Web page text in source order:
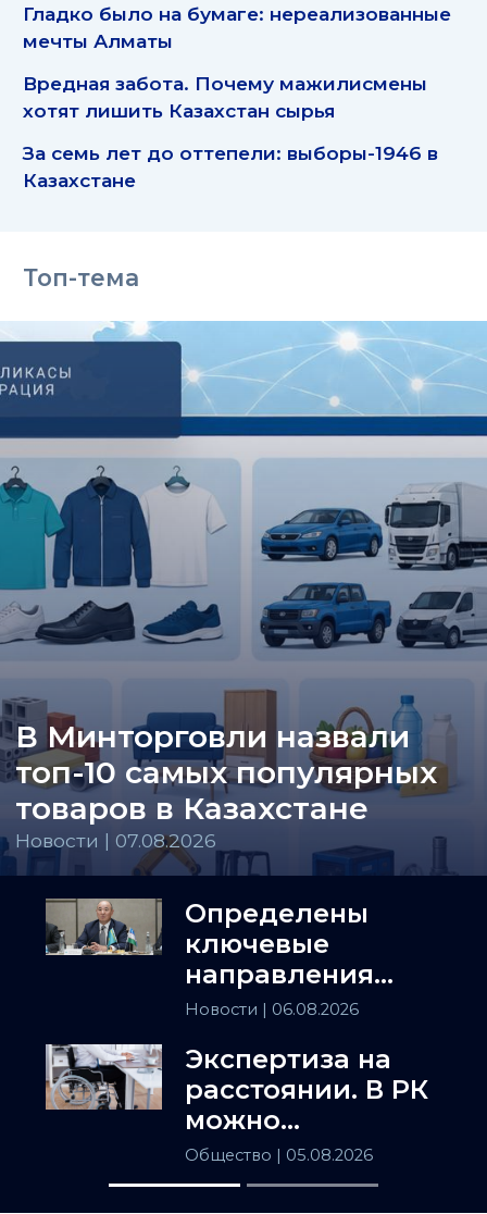
Гладко было на бумаге: нереализованные
мечты Алматы
Вредная забота. Почему мажилисмены
хотят лишить Казахстан сырья
За семь лет до оттепели: выборы-1946 в
Казахстане
Топ-тема
В Минторговли назвали
топ-10 самых популярных
товаров в Казахстане
Новости | 07.08.2026
Определены
ключевые
направления
сотрудничества
Ташкента
Новости | 06.08.2026
Экспертиза на
расстоянии. В РК
можно
установить
инвалидность
Общество | 05.08.2026